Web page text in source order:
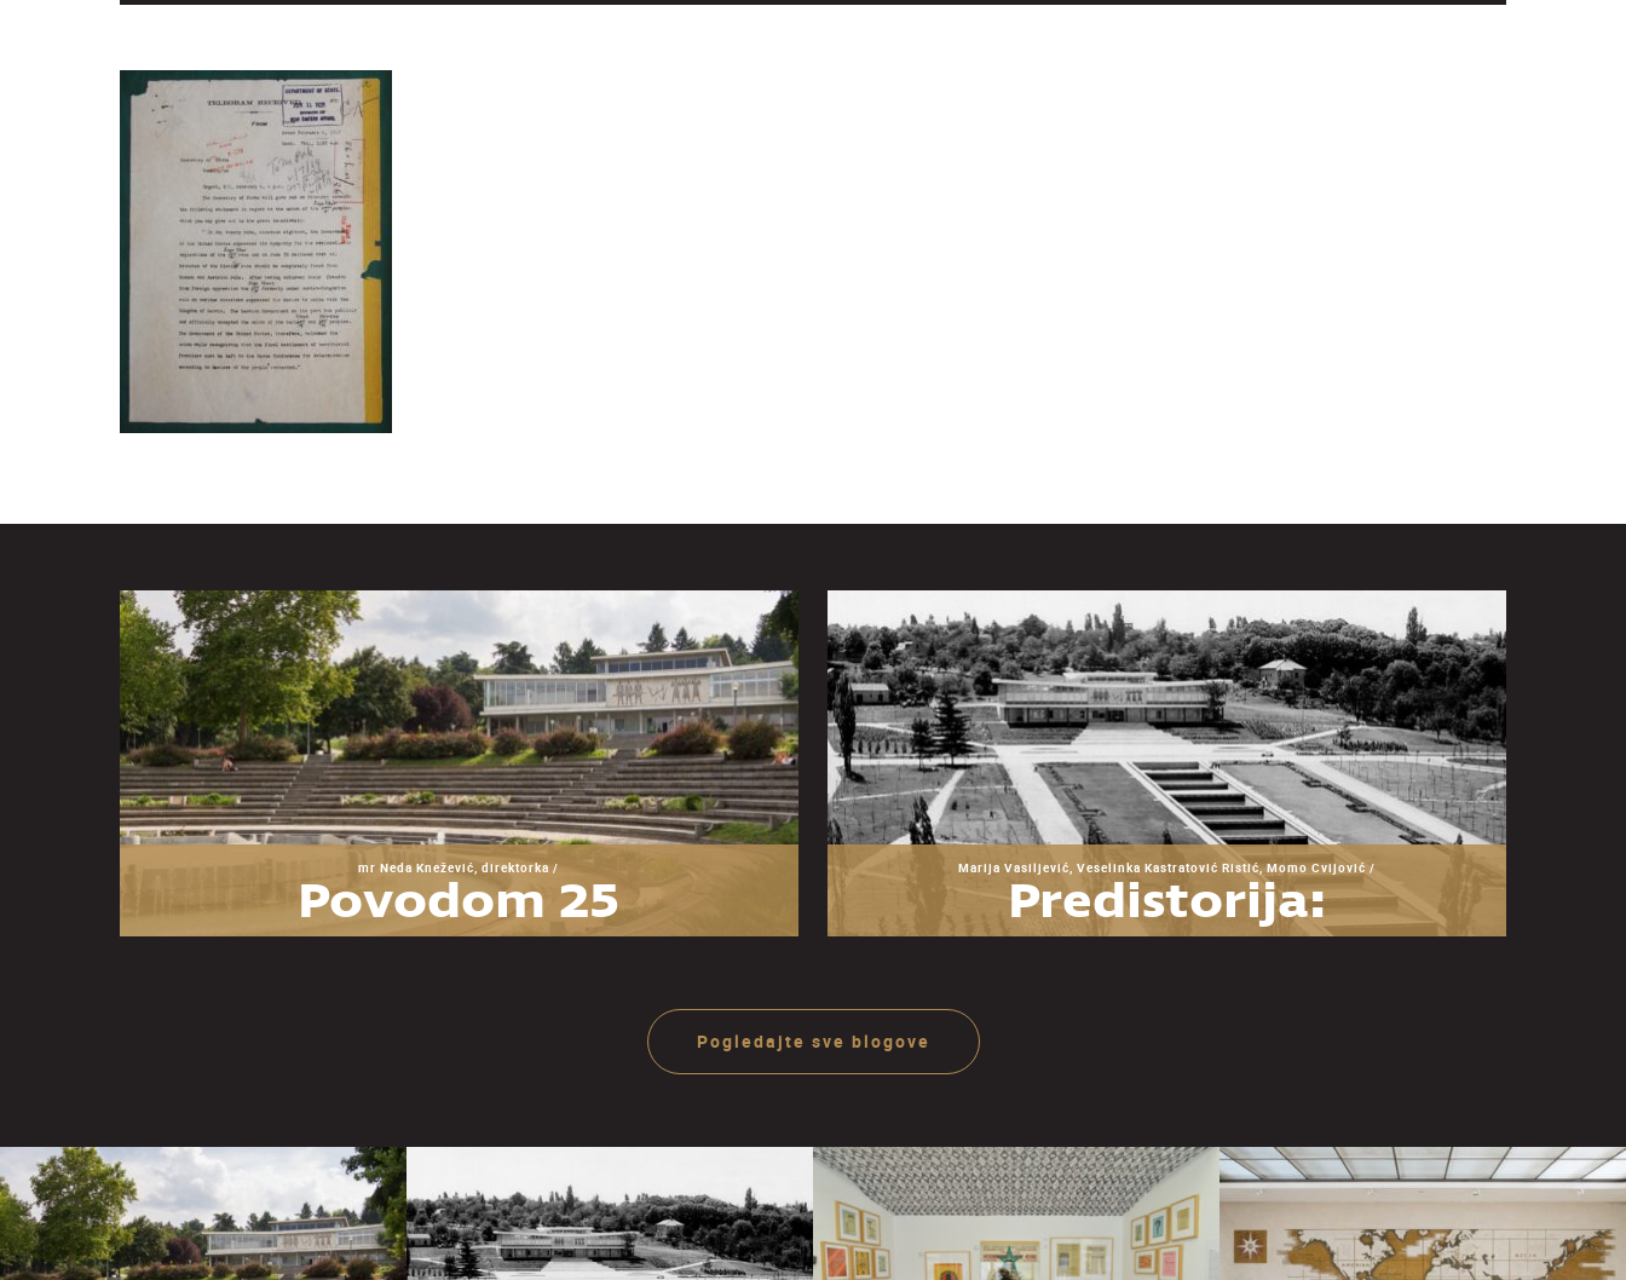
mr Neda Knežević, direktorka /
Povodom 25
godina Muzeja
Marija Vasiljević, Veselinka Kastratović Ristić, Momo Cvijović /
Predistorija:
Osnova za
Pogledajte sve blogove